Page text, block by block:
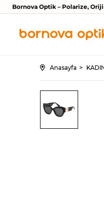
Bornova Optik – Polarize,
Anasayfa